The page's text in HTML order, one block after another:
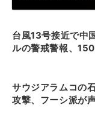
台風13号接近で中
ルの警戒警報、
サウジアラムコの
攻撃、フーシ派が